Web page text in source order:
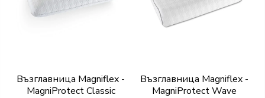
Възглавница Magniflex -
MagniProtect Classic
Възглавница Magniflex -
MagniProtect Wave